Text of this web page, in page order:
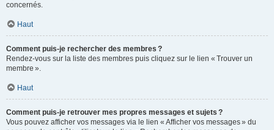
concernés.
Haut
Comment puis-je rechercher des membres ?
Rendez-vous sur la liste des membres puis cliquez sur le lien « Trouver un
membre ».
Haut
Comment puis-je retrouver mes propres messages et sujets ?
Vous pouvez afficher vos messages via le lien « Afficher vos messages » du